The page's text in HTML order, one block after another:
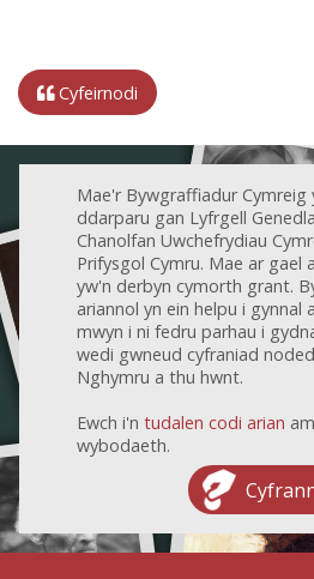
Cyfeirnodi
Mae'r Bywgraffiadur Cymreig
ddarparu gan Lyfrgell
Chanolfan Uwchefrydiau
Prifysgol Cymru. Mae ar gael
yw'n derbyn cymorth grant.
ariannol yn ein helpu i gynnal
mwyn i ni fedru parhau i
wedi gwneud cyfraniad
Nghymru a thu hwnt.
Ewch i'n tudalen codi arian
wybodaeth.